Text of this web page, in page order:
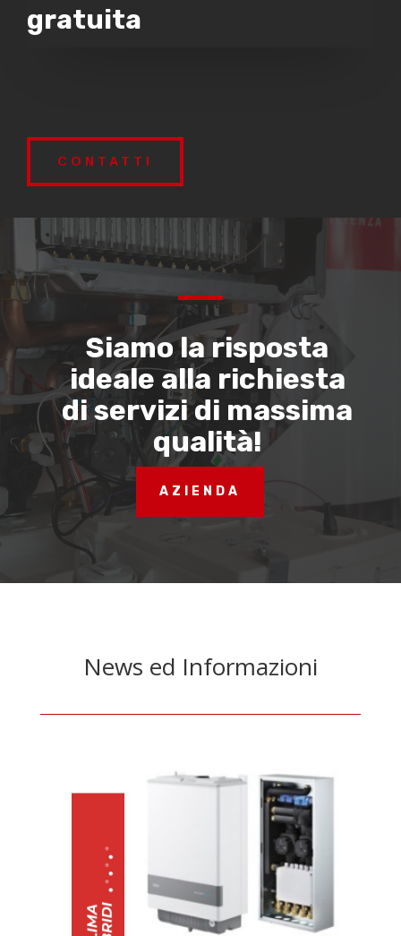
gratuita
CONTATTI
Siamo la risposta
ideale alla richiesta
di servizi di massima
qualità!
AZIENDA
News ed Informazioni